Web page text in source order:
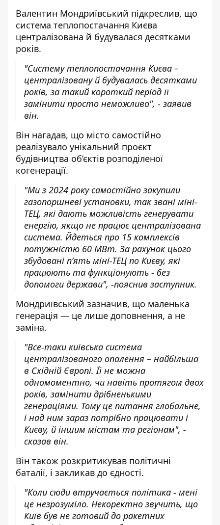
Валентин Мондриївський підкреслив, що
система теплопостачання Києва
централізована й будувалася десятками
років.
"Систему теплопостачання Києва –
централізовану й будувалась десятками
років, за такий короткий період її
замінити просто неможливо", - заявив
він.
Він нагадав, що місто самостійно
реалізувало унікальний проєкт
будівництва об’єктів розподіленої
когенерації.
"Ми з 2024 року самостійно закупили
газопоршневі установки, так звані міні-
ТЕЦ, які дають можливість генерувати
енергію, якщо не працює централізована
система. Йдеться про 15 комплексів
потужністю 60 МВт. За рахунок цього
збудовані п’ять міні-ТЕЦ по Києву, які
працюють та функціонують - без
допомоги держави", -пояснив заступник.
Мондриївський зазначив, що маленька
генерація — це лише доповнення, а не
заміна.
"Все-таки київська система
централізованого опалення – найбільша
в Східній Європі. Її не можна
одномоментно, чи навіть протягом двох
років, замінити дрібненькими
генераціями. Тому це питання глобальне,
і над ним зараз потрібно працювати і
Києву, й іншим містам та регіонам", -
сказав він.
Він також розкритикував політичні
баталії, і закликав до єдності.
"Коли сюди втручається політика - мені
це незрозуміло. Некоректно звучить, що
Київ був не готовий до ракетних